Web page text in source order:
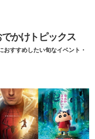
かけトピックス
すすめしたい旬なイベント・